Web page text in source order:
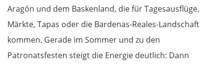
Aragón und dem Baskenland, die für Tagesausflüge,
Märkte, Tapas oder die Bardenas-Reales-Landschaft
kommen. Gerade im Sommer und zu den
Patronatsfesten steigt die Energie deutlich: Dann